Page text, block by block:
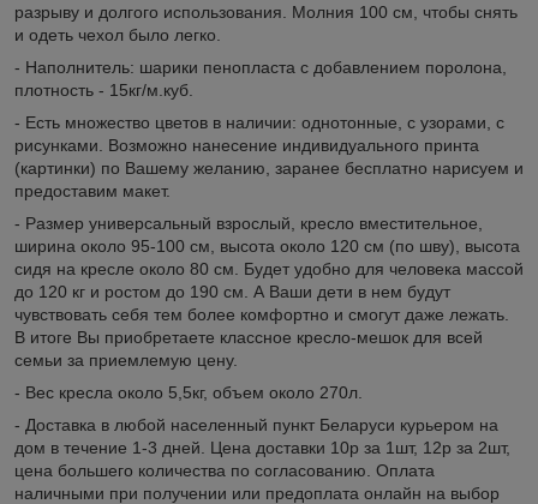
разрыву и долгого использования. Молния 100 см, чтобы снять
и одеть чехол было легко.
- Наполнитель: шарики пенопласта с добавлением поролона,
плотность - 15кг/м.куб.
- Есть множество цветов в наличии: однотонные, с узорами, с
рисунками. Возможно нанесение индивидуального принта
(картинки) по Вашему желанию, заранее бесплатно нарисуем и
предоставим макет.
- Размер универсальный взрослый, кресло вместительное,
ширина около 95-100 см, высота около 120 см (по шву), высота
сидя на кресле около 80 см. Будет удобно для человека массой
до 120 кг и ростом до 190 см. А Ваши дети в нем будут
чувствовать себя тем более комфортно и смогут даже лежать.
В итоге Вы приобретаете классное кресло-мешок для всей
семьи за приемлемую цену.
- Вес кресла около 5,5кг, объем около 270л.
- Доставка в любой населенный пункт Беларуси курьером на
дом в течение 1-3 дней. Цена доставки 10р за 1шт, 12р за 2шт,
цена большего количества по согласованию. Оплата
наличными при получении или предоплата онлайн на выбор